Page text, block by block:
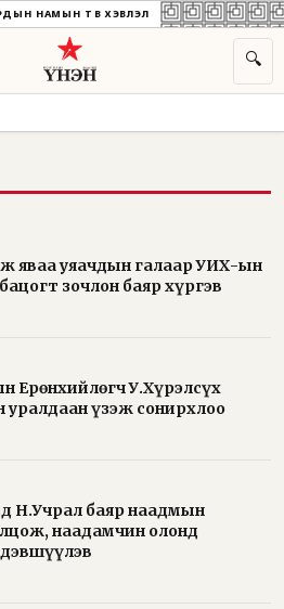
НАМЫН ТӨВ ХЭВЛЭЛ
🔍
яваа уяачдын галаар УИХ-ын
зочлон баяр хүргэв
Ерөнхийлөгч У.Хүрэлсүх
уралдаан үзэж сонирхлоо
Н.Учрал баяр наадмын
наадамчин олонд